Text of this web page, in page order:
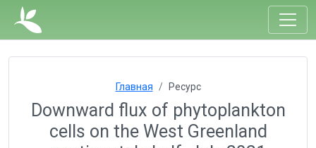
Главная Ресурс
Downward flux of phytoplankton
cells on the West Greenland